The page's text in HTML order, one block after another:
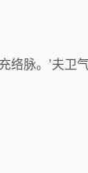
络脉。’夫